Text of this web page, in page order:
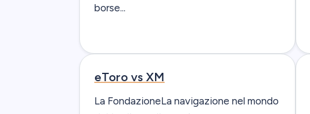
borse...
eToro vs XM
La FondazioneLa navigazione nel mondo